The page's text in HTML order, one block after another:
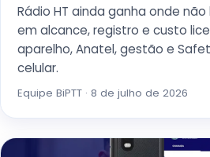
Rádio HT ainda ganha onde
em alcance, registro e custo
aparelho, Anatel, gestão e
celular.
Equipe BiPTT · 8 de julho de 2026